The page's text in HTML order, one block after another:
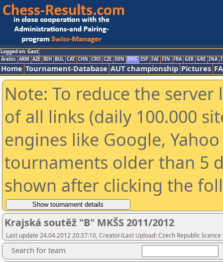
Logged on: Gast
Arabic ARM AZE BIH BUL CAT CHN CRO CZE DEN ENG ESP FAI FIN FRA GER GRE INA
Home Tournament-Database AUT championship Pictures
Note: To reduce the
of all links (daily 100.000
engines like Google,
tournaments older than 5
shown after clicking the
Krajská soutěž "B" MKŠS 2011/2012
Last update 24.04.2012 20:37:10, Creator/Last Upload: Czech Republic licence
Search for team